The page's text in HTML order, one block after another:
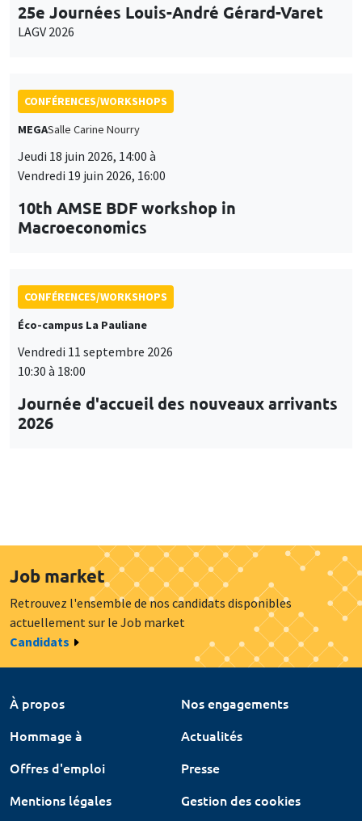
25e Journées Louis-André Gérard-Varet
LAGV 2026
CONFÉRENCES/WORKSHOPS
MEGASalle Carine Nourry
Jeudi 18 juin 2026, 14:00 à
Vendredi 19 juin 2026, 16:00
10th AMSE BDF workshop in
Macroeconomics
CONFÉRENCES/WORKSHOPS
Éco-campus La Pauliane
Vendredi 11 septembre 2026
10:30 à 18:00
Journée d'accueil des nouveaux arrivants
2026
Job market
Retrouvez l'ensemble de nos candidats disponibles
actuellement sur le Job market
Candidats
À propos
Nos engagements
Hommage à
Actualités
Offres d'emploi
Presse
Mentions légales
Gestion des cookies